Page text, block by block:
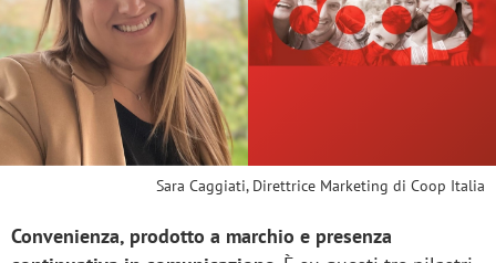
Sara Caggiati, Direttrice Marketing di Coop Italia
Convenienza, prodotto a marchio e presenza